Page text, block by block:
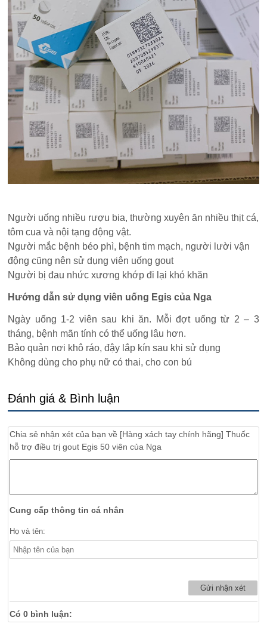
Người uống nhiều rượu bia, thường xuyên ăn nhiều thịt cá,
tôm cua và nội tạng động vật.
Người mắc bệnh béo phì, bệnh tim mạch, người lười vận
động cũng nên sử dụng viên uống gout
Người bị đau nhức xương khớp đi lại khó khăn
Hướng dẫn sử dụng viên uống Egis của Nga
Ngày uống 1-2 viên sau khi ăn. Mỗi đợt uống từ 2 – 3
tháng, bệnh mãn tính có thể uống lâu hơn.
Bảo quản nơi khô ráo, đậy lắp kín sau khi sử dụng
Không dùng cho phụ nữ có thai, cho con bú
Đánh giá & Bình luận
Chia sẻ nhận xét của bạn về [Hàng xách tay chính hãng] Thuốc
hỗ trợ điều trị gout Egis 50 viên của Nga
Cung cấp thông tin cá nhân
Họ và tên:
Có0 bình luận: